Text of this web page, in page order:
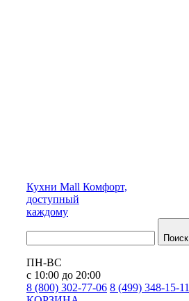
Кухни Mall Комфорт,
доступный
каждому
Поиск
ПН-ВС
с 10:00 до 20:00
8 (800) 302-77-06 8 (499) 348-15-11